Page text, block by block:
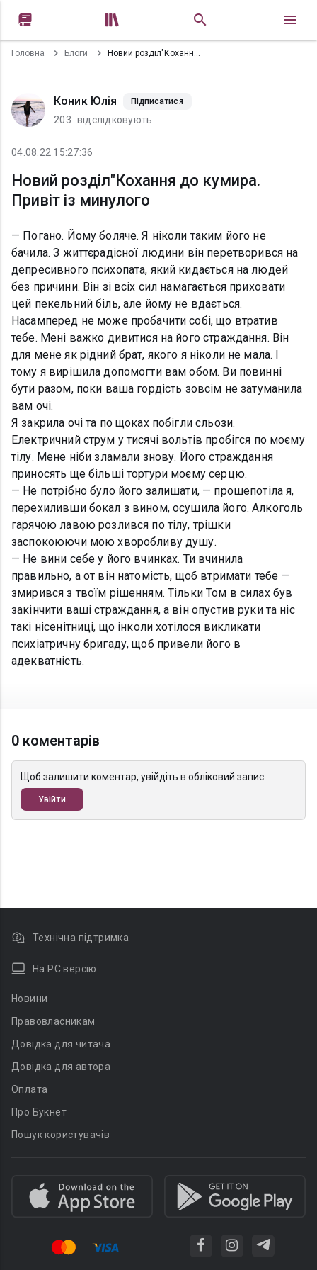
 
Головна Блоги Новий розділ"Кохання до кумира. Привіт із минулого
Коник Юлія Підписатися
203 відслідковують
04.08.22 15:27:36
Новий розділ"Кохання до кумира.
Привіт із минулого
— Погано. Йому боляче. Я ніколи таким його не
бачила. З життєрадісної людини він перетворився на
депресивного психопата, який кидається на людей
без причини. Він зі всіх сил намагається приховати
цей пекельний біль, але йому не вдається.
Насамперед не може пробачити собі, що втратив
тебе. Мені важко дивитися на його страждання. Він
для мене як рідний брат, якого я ніколи не мала. І
тому я вирішила допомогти вам обом. Ви повинні
бути разом, поки ваша гордість зовсім не затуманила
вам очі.
Я закрила очі та по щоках побігли сльози.
Електричний струм у тисячі вольтів пробігся по моєму
тілу. Мене ніби зламали знову. Його страждання
приносять ще більші тортури моєму серцю.
— Не потрібно було його залишати, — прошепотіла я,
перехиливши бокал з вином, осушила його. Алкоголь
гарячою лавою розлився по тілу, трішки
заспокоюючи мою хворобливу душу.
— Не вини себе у його вчинках. Ти вчинила
правильно, а от він натомість, щоб втримати тебе —
змирився з твоїм рішенням. Тільки Том в силах був
закінчити ваші страждання, а він опустив руки та ніс
такі нісенітниці, що інколи хотілося викликати
психіатричну бригаду, щоб привели його в
адекватність.
0 коментарів
Щоб залишити коментар, увійдіть в обліковий запис
Увійти
Технічна підтримка
На PC версію
Новини
Правовласникам
Довідка для читача
Довідка для автора
Оплата
Про Букнет
Пошук користувачів